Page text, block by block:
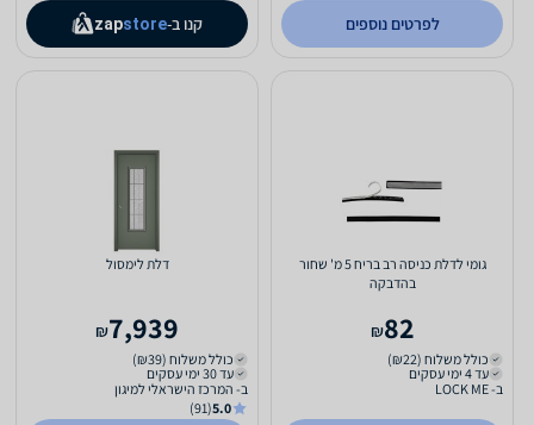
לפרטים נוספים קנו ב- zapstore
גומי לדלת כניסה רב בריח 5 מ' שחור
בהדבקה
82
₪
כולל משלוח (₪22)
עד 4 ימי עסקים
ב- LOCK ME
דלת לימסול
7,939
₪
כולל משלוח (₪39)
עד 30 ימי עסקים
ב- המרכז הישראלי למיגון
5.0
(91)